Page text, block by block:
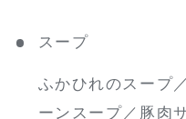
スープ
ふかひれのスープ
ーンスープ／豚肉